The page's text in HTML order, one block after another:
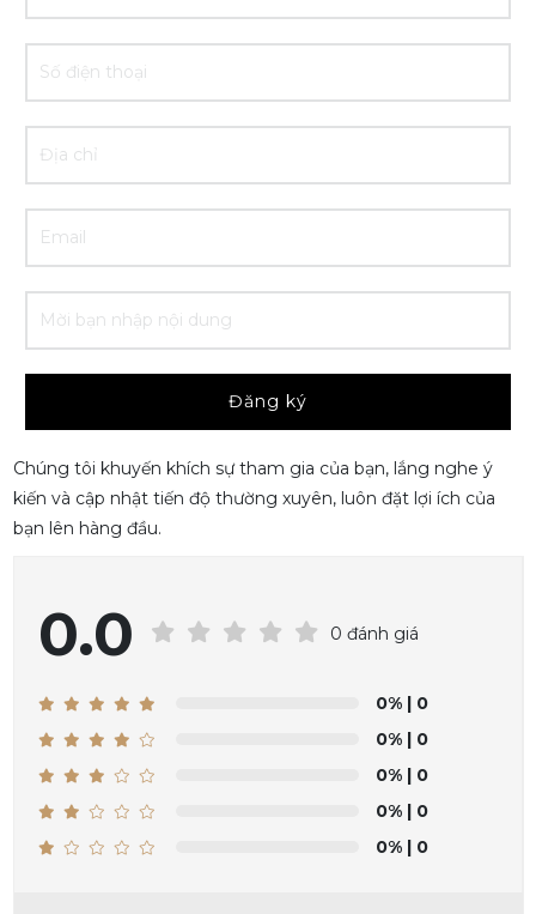
Đăng ký
Chúng tôi khuyến khích sự tham gia của bạn, lắng nghe ý
kiến và cập nhật tiến độ thường xuyên, luôn đặt lợi ích của
bạn lên hàng đầu.
0.0 0 đánh giá
0% | 0
0% | 0
0% | 0
0% | 0
0% | 0